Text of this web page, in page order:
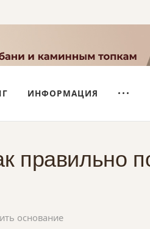
ИНФОРМАЦИЯ
правильно
основание